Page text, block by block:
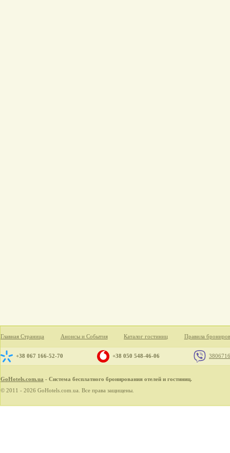
Главная Страница Анонсы и События Каталог гостиниц Правила
+38 067 166-52-70 +38 050 548-46-06
GoHotels.com.ua - Система бесплатного бронирования отелей и гостиниц.
© 2011 - 2026 GoHotels.com.ua. Все права защищены.